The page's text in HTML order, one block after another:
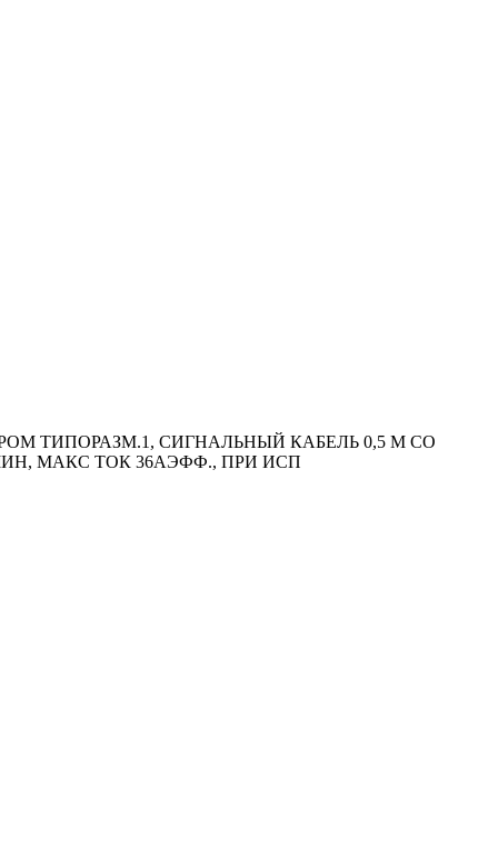
ТИПОРАЗМ.1, СИГНАЛЬНЫЙ КАБЕЛЬ 0,5 М СО
МАКС ТОК 36АЭФФ., ПРИ ИСП